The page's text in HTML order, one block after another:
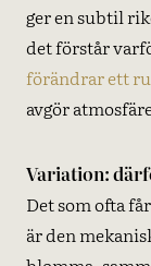
ger en subtil
det förstår
förändrar ett
avgör
Variation:
Det som ofta
är den